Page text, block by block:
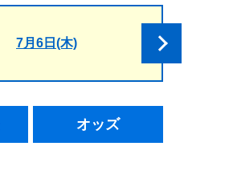
7月6日(木)
オッズ